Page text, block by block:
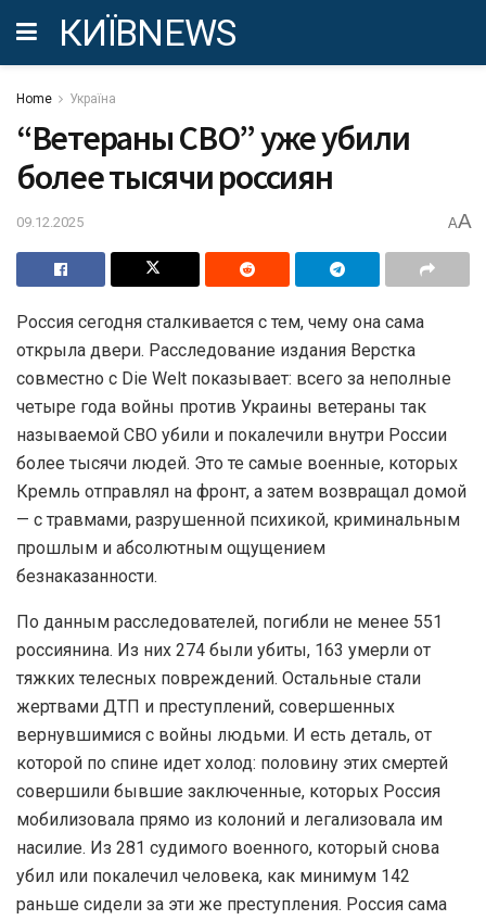
КИЇВNEWS
Home Україна
“Ветераны СВО” уже убили
более тысячи россиян
09.12.2025 AA
Россия сегодня сталкивается с тем, чему она сама
открыла двери. Расследование издания Верстка
совместно с Die Welt показывает: всего за неполные
четыре года войны против Украины ветераны так
называемой СВО убили и покалечили внутри России
более тысячи людей. Это те самые военные, которых
Кремль отправлял на фронт, а затем возвращал домой
— с травмами, разрушенной психикой, криминальным
прошлым и абсолютным ощущением
безнаказанности.
По данным расследователей, погибли не менее 551
россиянина. Из них 274 были убиты, 163 умерли от
тяжких телесных повреждений. Остальные стали
жертвами ДТП и преступлений, совершенных
вернувшимися с войны людьми. И есть деталь, от
которой по спине идет холод: половину этих смертей
совершили бывшие заключенные, которых Россия
мобилизовала прямо из колоний и легализовала им
насилие. Из 281 судимого военного, который снова
убил или покалечил человека, как минимум 142
раньше сидели за эти же преступления. Россия сама